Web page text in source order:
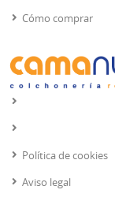
Cómo comprar
Política de cookies
Aviso legal